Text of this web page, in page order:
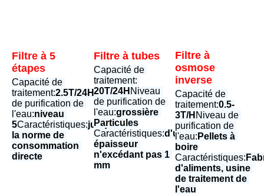
Filtre à 5
étapes
Capacité de
traitement:2.5T/24HNiveau
de purification de
l'eau:niveau
5Caractéristiques:jusqu'à
la norme de
consommation
directe
Filtre à tubes
Capacité de
traitement:
20T/24H Niveau
de purification de
l'eau:grossière
Particules
Caractéristiques:d'une
épaisseur
n'excédant pas 1
mm
Filtre à
osmose
inverse
Capacité de
traitement:0.5-
3T/H Niveau de
purification de
l'eau: Pellets à
boire
Caractéristiques:
d'aliments, usine
de traitement de
l'eau